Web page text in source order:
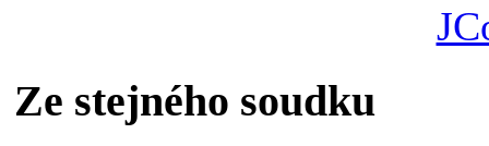
Ze stejného soudku